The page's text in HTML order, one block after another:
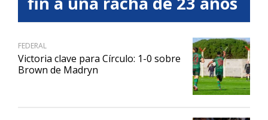
FEDERAL
Victoria clave para Círculo: 1-0 sobre
Brown de Madryn